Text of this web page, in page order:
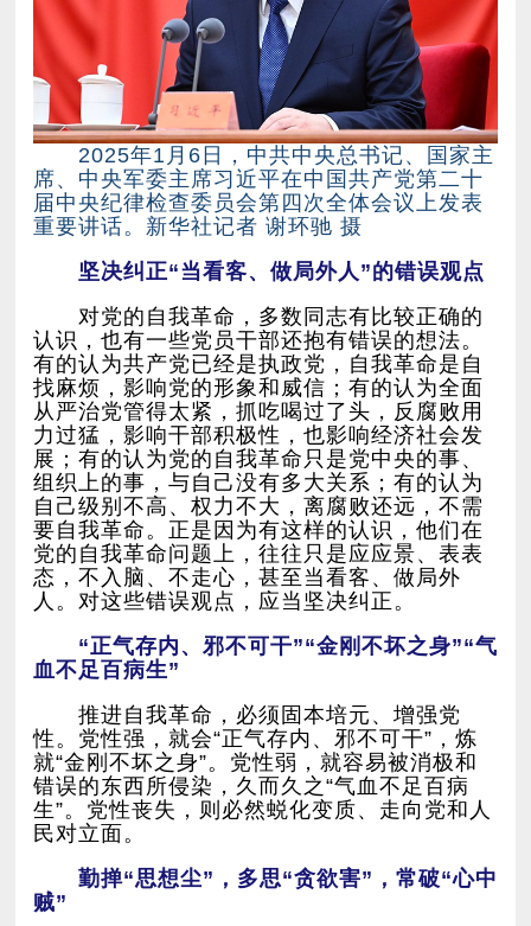
重要讲话。新华社记者 谢环驰 摄
坚决纠正“当看客、做局外人”的错误观点
人。对这些错误观点，应当坚决纠正。
血不足百病生”
民对立面。
贼”